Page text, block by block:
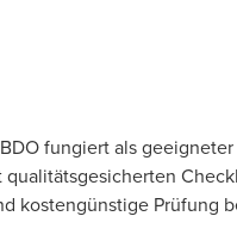
fungiert als
kostengünstige Prüfung